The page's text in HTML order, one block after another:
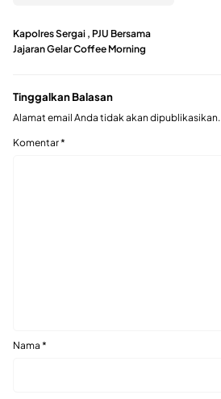
Kapolres Sergai , PJU Bersama
Jajaran Gelar Coffee Morning
Tinggalkan Balasan
Alamat email Anda tidak akan dipublikasikan.
Komentar*
Nama *